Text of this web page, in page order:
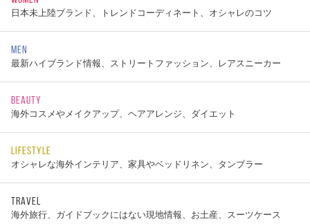
日本未上陸ブランド、トレンドコーディネート、オシャレのコツ
MEN
最新ハイブランド情報、ストリートファッション、レアスニーカー
BEAUTY
海外コスメやメイクアップ、ヘアアレンジ、ダイエット
LIFESTYLE
オシャレな海外インテリア、家具やベッドリネン、タンブラー
TRAVEL
海外旅行、ガイドブックにはない現地情報、お土産、スーツケース